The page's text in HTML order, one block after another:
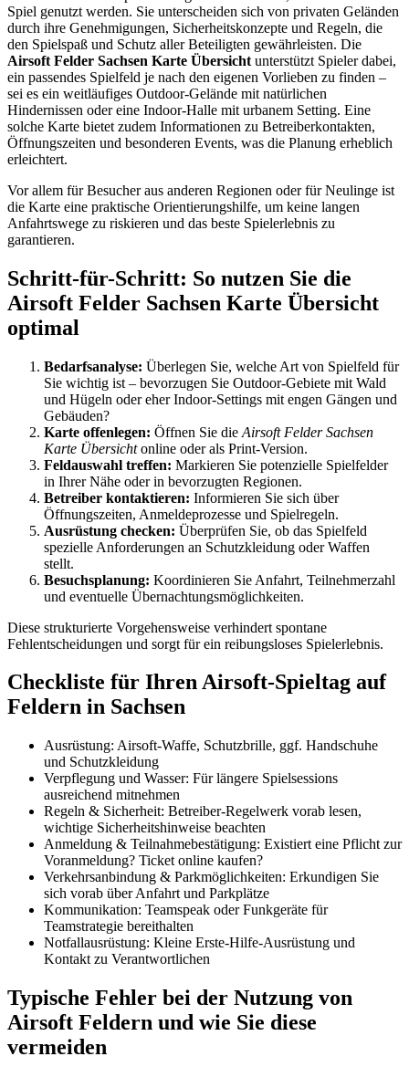
Spiel genutzt werden. Sie unterscheiden sich von privaten Geländen
durch ihre Genehmigungen, Sicherheitskonzepte und Regeln, die
den Spielspaß und Schutz aller Beteiligten gewährleisten. Die
Airsoft Felder Sachsen Karte Übersicht unterstützt Spieler dabei,
ein passendes Spielfeld je nach den eigenen Vorlieben zu finden –
sei es ein weitläufiges Outdoor-Gelände mit natürlichen
Hindernissen oder eine Indoor-Halle mit urbanem Setting. Eine
solche Karte bietet zudem Informationen zu Betreiberkontakten,
Öffnungszeiten und besonderen Events, was die Planung erheblich
erleichtert.
Vor allem für Besucher aus anderen Regionen oder für Neulinge ist
die Karte eine praktische Orientierungshilfe, um keine langen
Anfahrtswege zu riskieren und das beste Spielerlebnis zu
garantieren.
Schritt-für-Schritt: So nutzen Sie die
Airsoft Felder Sachsen Karte Übersicht
optimal
Bedarfsanalyse: Überlegen Sie, welche Art von Spielfeld für
Sie wichtig ist – bevorzugen Sie Outdoor-Gebiete mit Wald
und Hügeln oder eher Indoor-Settings mit engen Gängen und
Gebäuden?
Karte offenlegen: Öffnen Sie die Airsoft Felder Sachsen
Karte Übersichtonline oder als Print-Version.
Feldauswahl treffen: Markieren Sie potenzielle Spielfelder
in Ihrer Nähe oder in bevorzugten Regionen.
Betreiber kontaktieren: Informieren Sie sich über
Öffnungszeiten, Anmeldeprozesse und Spielregeln.
Ausrüstung checken: Überprüfen Sie, ob das Spielfeld
spezielle Anforderungen an Schutzkleidung oder Waffen
stellt.
Besuchsplanung: Koordinieren Sie Anfahrt, Teilnehmerzahl
und eventuelle Übernachtungsmöglichkeiten.
Diese strukturierte Vorgehensweise verhindert spontane
Fehlentscheidungen und sorgt für ein reibungsloses Spielerlebnis.
Checkliste für Ihren Airsoft-Spieltag auf
Feldern in Sachsen
Ausrüstung: Airsoft-Waffe, Schutzbrille, ggf. Handschuhe
und Schutzkleidung
Verpflegung und Wasser: Für längere Spielsessions
ausreichend mitnehmen
Regeln & Sicherheit: Betreiber-Regelwerk vorab lesen,
wichtige Sicherheitshinweise beachten
Anmeldung & Teilnahmebestätigung: Existiert eine Pflicht zur
Voranmeldung? Ticket online kaufen?
Verkehrsanbindung & Parkmöglichkeiten: Erkundigen Sie
sich vorab über Anfahrt und Parkplätze
Kommunikation: Teamspeak oder Funkgeräte für
Teamstrategie bereithalten
Notfallausrüstung: Kleine Erste-Hilfe-Ausrüstung und
Kontakt zu Verantwortlichen
Typische Fehler bei der Nutzung von
Airsoft Feldern und wie Sie diese
vermeiden